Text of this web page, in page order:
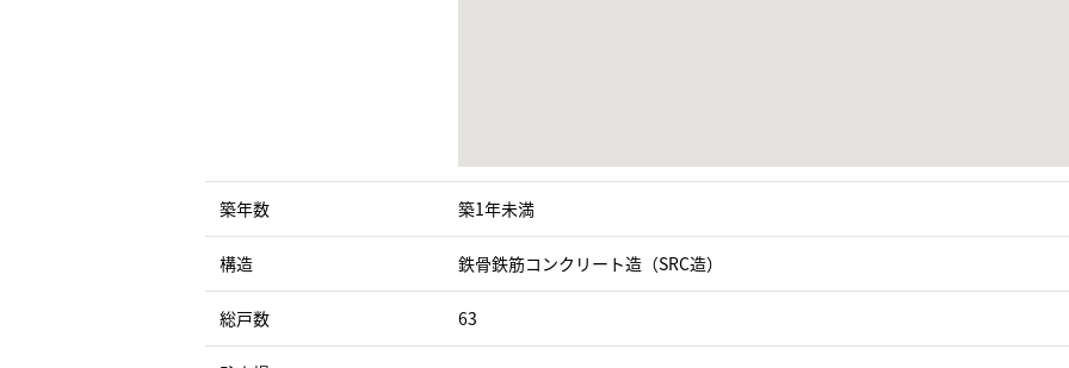
築年数 築1年未満
構造 鉄骨鉄筋コンクリート造（SRC造）
総戸数 63